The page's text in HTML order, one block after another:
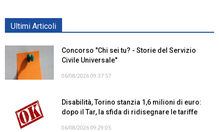
Ultimi Articoli
Concorso "Chi sei tu? - Storie del Servizio
Civile Universale"
06/08/2026 09:37:57
Disabilità, Torino stanzia 1,6 milioni di euro:
dopo il Tar, la sfida di ridisegnare le tariffe
06/08/2026 09:29:05